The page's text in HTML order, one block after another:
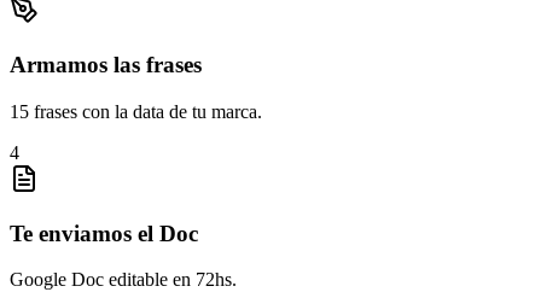
Armamos las frases
15 frases con la data de tu marca.
4
Te enviamos el Doc
Google Doc editable en 72hs.